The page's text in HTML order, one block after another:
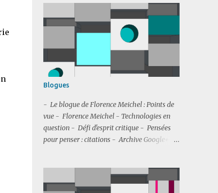
Blogues
- Le blogue de Florence Meichel : Points de
vue - Florence Meichel - Technologies en
question - Défi d'esprit critique - Pensées
pour penser : citations - Archive Google+ de